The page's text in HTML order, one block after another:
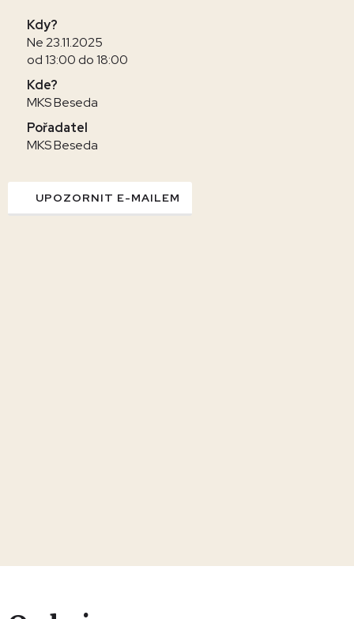
Kdy?
Ne 23.11.2025
od 13:00 do 18:00
Kde?
MKS Beseda
Pořadatel
MKS Beseda
UPOZORNIT E-MAILEM